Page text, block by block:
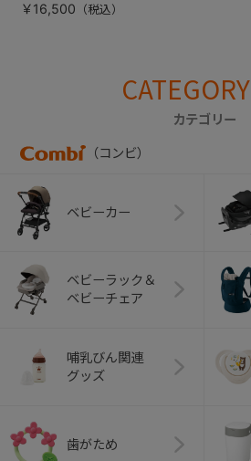
￥16,500
CATEGORY
カテゴリー
（コンビ）
ベビーカー
ベビーラック＆
ベビーチェア
哺乳びん関連
グッズ
歯がため